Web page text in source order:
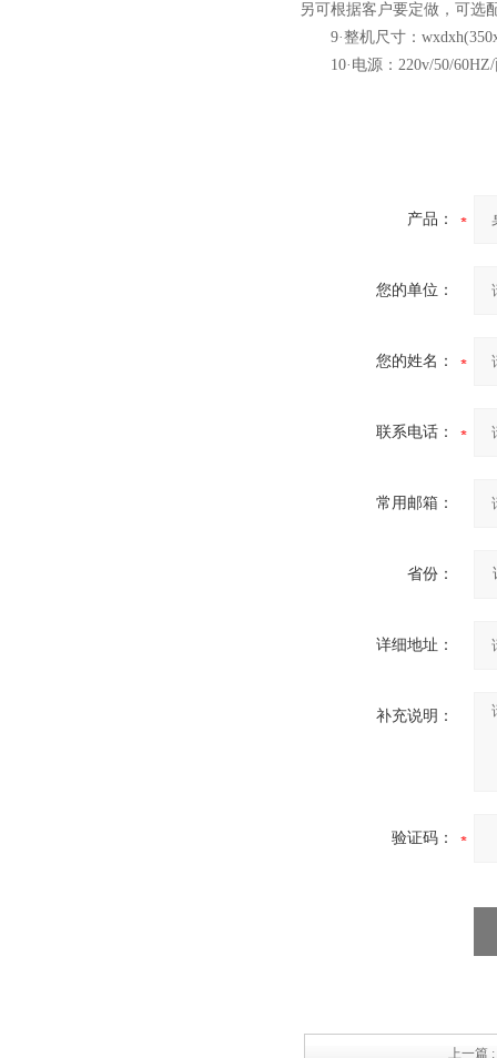
另可根据客户要定做，可选
9·整机尺寸：
10·电源：220v/50/60HZ/
产品：
您的单位：
您的姓名：
联系电话：
常用邮箱：
省份：
详细地址：
补充说明：
验证码：
上一篇 :